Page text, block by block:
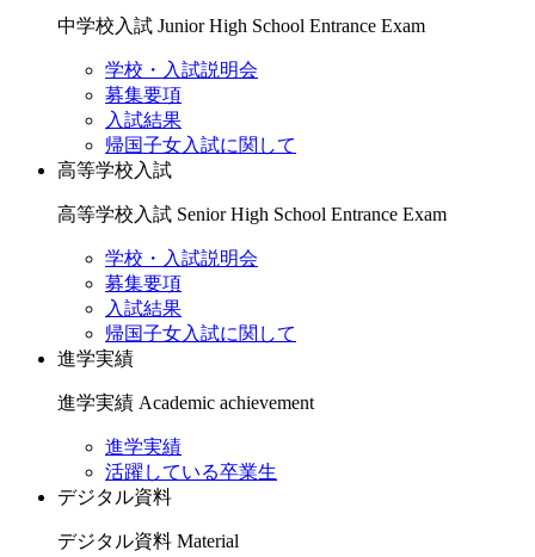
中学校入試 Junior High School Entrance Exam
学校・入試説明会
募集要項
入試結果
帰国子女入試に関して
高等学校入試
高等学校入試 Senior High School Entrance Exam
学校・入試説明会
募集要項
入試結果
帰国子女入試に関して
進学実績
進学実績 Academic achievement
進学実績
活躍している卒業生
デジタル資料
デジタル資料 Material